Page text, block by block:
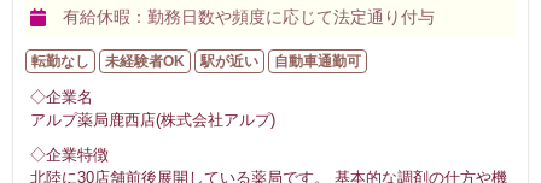
有給休暇：勤務日数や頻度に応じて法定通り付与
転勤なし 未経験者OK 駅が近い 自動車通勤可
◇企業名
アルプ薬局鹿西店(株式会社アルプ)
◇企業特徴
北陸に30店舗前後展開している薬局です。 基本的な調剤の仕方や機